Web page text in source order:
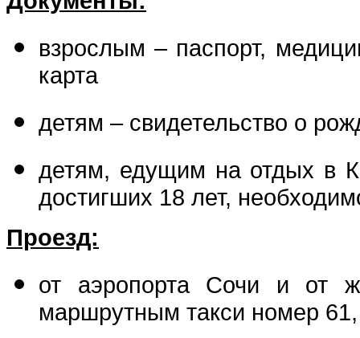
взрослым – паспорт,
карта
детям – свидетельство о
детям, едущим на отдых в
достигших 18 лет,
Проезд:
от аэропорта Сочи и от
маршрутным такси номер